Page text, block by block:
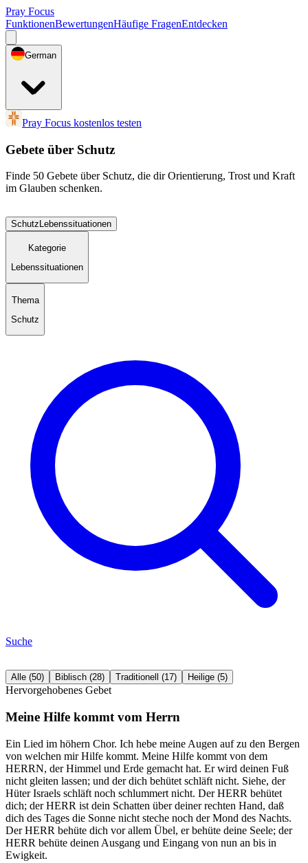
Pray Focus
FunktionenBewertungenHäufige FragenEntdecken
German
Pray Focus kostenlos testen
Gebete über Schutz
Finde 50 Gebete über Schutz, die dir Orientierung, Trost und Kraft
im Glauben schenken.
Schutz Lebenssituationen
Kategorie
Lebenssituationen
Thema
Schutz
Suche
Alle (50) Biblisch (28) Traditionell (17) Heilige (5)
Hervorgehobenes Gebet
Meine Hilfe kommt vom Herrn
Ein Lied im höhern Chor. Ich hebe meine Augen auf zu den Bergen
von welchen mir Hilfe kommt. Meine Hilfe kommt von dem
HERRN, der Himmel und Erde gemacht hat. Er wird deinen Fuß
nicht gleiten lassen; und der dich behütet schläft nicht. Siehe, der
Hüter Israels schläft noch schlummert nicht. Der HERR behütet
dich; der HERR ist dein Schatten über deiner rechten Hand, daß
dich des Tages die Sonne nicht steche noch der Mond des Nachts.
Der HERR behüte dich vor allem Übel, er behüte deine Seele; der
HERR behüte deinen Ausgang und Eingang von nun an bis in
Ewigkeit.